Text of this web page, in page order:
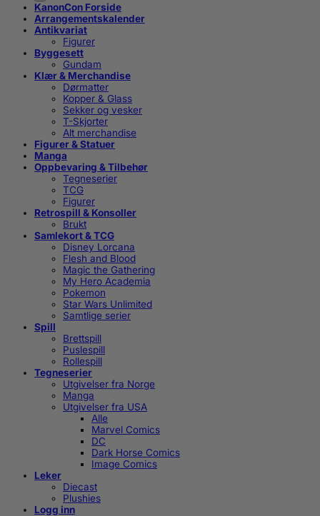
KanonCon Forside
Arrangementskalender
Antikvariat
Figurer
Byggesett
Gundam
Klær & Merchandise
Dørmatter
Kopper & Glass
Sekker og vesker
T-Skjorter
Alt merchandise
Figurer & Statuer
Manga
Oppbevaring & Tilbehør
Tegneserier
TCG
Figurer
Retrospill & Konsoller
Brukt
Samlekort & TCG
Disney Lorcana
Flesh and Blood
Magic the Gathering
My Hero Academia
Pokemon
Star Wars Unlimited
Samtlige serier
Spill
Brettspill
Puslespill
Rollespill
Tegneserier
Utgivelser fra Norge
Manga
Utgivelser fra USA
Alle
Marvel Comics
DC
Dark Horse Comics
Image Comics
Leker
Diecast
Plushies
Logg inn